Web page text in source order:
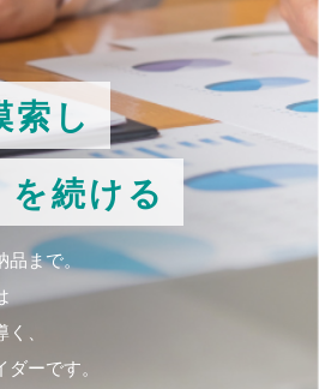
索し
を続ける
まで。
、
ーです。